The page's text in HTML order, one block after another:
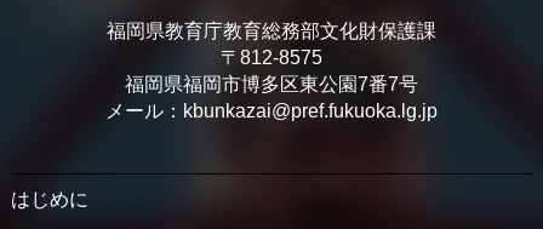
福岡県教育庁教育総務部文化財保護課
〒812-8575
福岡県福岡市博多区東公園7番7号
メール：kbunkazai@pref.fukuoka.lg.jp
はじめに